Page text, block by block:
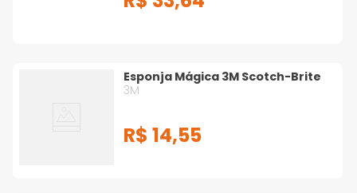
Esponja Mágica 3M Scotch-Brite
3M
R$ 14,55